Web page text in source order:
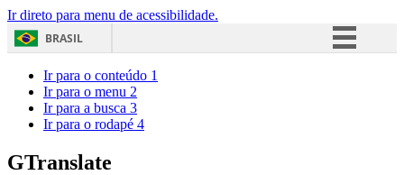
Ir direto para menu de acessibilidade.
BRASIL
Ir para o conteúdo 1
Ir para o menu 2
Ir para a busca 3
Ir para o rodapé 4
GTranslate